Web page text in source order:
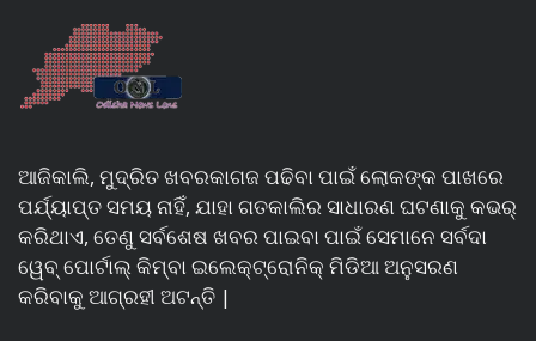
ଆଜିକାଲି, ମୁଦ୍ରିତ ଖବରକାଗଜ ପଢିବା ପାଇଁ ଲୋକଙ୍କ ପାଖରେ
ପର୍ଯ୍ୟାପ୍ତ ସମୟ ନାହିଁ, ଯାହା ଗତକାଲିର ସାଧାରଣ ଘଟଣାକୁ କଭର୍
କରିଥାଏ, ତେଣୁ ସର୍ବଶେଷ ଖବର ପାଇବା ପାଇଁ ସେମାନେ ସର୍ବଦା
ୱେବ୍ ପୋର୍ଟାଲ୍ କିମ୍ବା ଇଲେକ୍ଟ୍ରୋନିକ୍ ମିଡିଆ ଅନୁସରଣ
କରିବାକୁ ଆଗ୍ରହୀ ଅଟନ୍ତି |